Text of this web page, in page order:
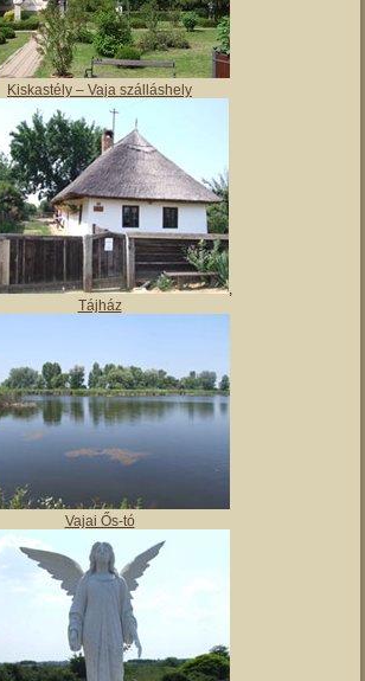
Múzeum Vay Ádám Muzeális Gyűjteménye
Kiskastély – Vaja szálláshely